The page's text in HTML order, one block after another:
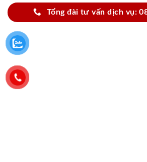
Tổng đài tư vấn dịch vụ: